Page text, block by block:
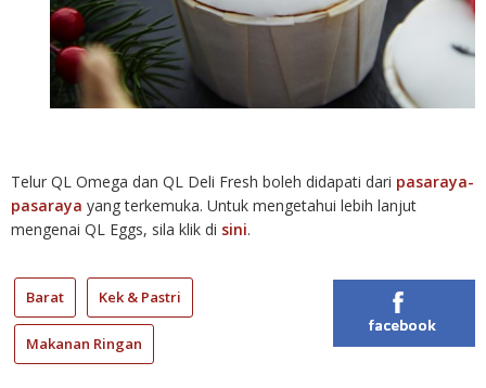
Telur QL Omega dan QL Deli Fresh boleh didapati dari pasaraya-
pasaraya yang terkemuka. Untuk mengetahui lebih lanjut
mengenai QL Eggs, sila klik di sini.
Barat Kek & Pastri
Makanan Ringan
facebook